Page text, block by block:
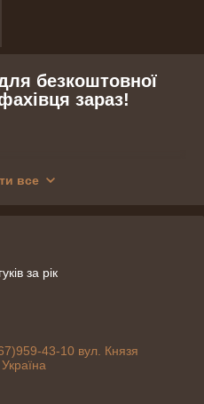
безкоштовної
зараз!
все
за рік
43-10 вул. Князя